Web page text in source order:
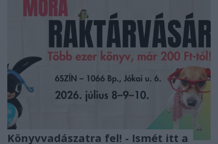
Könyvvadászatra fel! - Ismét itt a